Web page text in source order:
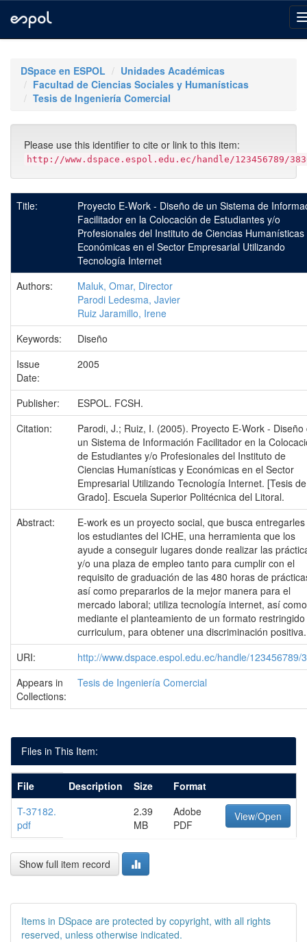
navigationDSpace en ESPOL
Unidades Académicas
Facultad de Ciencias Sociales y Humanísticas
Tesis de Ingeniería Comercial
Please use this identifier to cite or link to this item:
http://www.dspace.espol.edu.ec/handle/123456789/
Title:
Proyecto E-Work - Diseño de un Sistema de
Facilitador en la Colocación de Estudiantes y/o
Profesionales del Instituto de Ciencias Humanísticas
Económicas en el Sector Empresarial Utilizando
Tecnología Internet
Authors:
Maluk, Omar, Director
Parodi Ledesma, Javier
Ruiz Jaramillo, Irene
Keywords:
Diseño
Issue
Date:
2005
Publisher:
ESPOL. FCSH.
Citation:
Parodi, J.; Ruiz, I. (2005). Proyecto E-Work - Diseño
un Sistema de Información Facilitador en la
de Estudiantes y/o Profesionales del Instituto de
Ciencias Humanísticas y Económicas en el Sector
Empresarial Utilizando Tecnología Internet. [Tesis de
Grado]. Escuela Superior Politécnica del Litoral.
Abstract:
E-work es un proyecto social, que busca
los estudiantes del ICHE, una herramienta que los
ayude a conseguir lugares donde realizar las
y/o una plaza de empleo tanto para cumplir con el
requisito de graduación de las 480 horas de
así como prepararlos de la mejor manera para el
mercado laboral; utiliza tecnología internet, así como
mediante el planteamiento de un formato
curriculum, para obtener una discriminación positiva.
URI:
http://www.dspace.espol.edu.ec/handle/123456789/
Appears in
Collections:
Tesis de Ingeniería Comercial
Files in This Item:
File Description Size
Format
T-37182.
pdf
2.39
MB
Adobe
PDF
View/Open
Show full item record
Items in DSpace are protected by copyright, with all rights
reserved, unless otherwise indicated.